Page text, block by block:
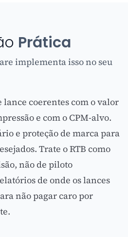
Prática
implementa isso no seu
coerentes com o valor
e com o CPM-alvo.
e proteção de marca para
Trate o RTB como
não de piloto
de onde os lances
não pagar caro por